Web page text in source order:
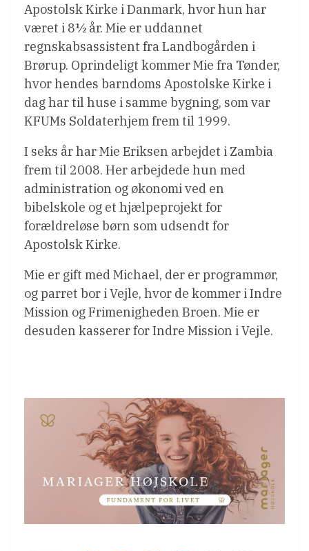
Apostolsk Kirke i Danmark, hvor hun har
været i 8½ år. Mie er uddannet
regnskabsassistent fra Landbogården i
Brørup. Oprindeligt kommer Mie fra Tønder,
hvor hendes barndoms Apostolske Kirke i
dag har til huse i samme bygning, som var
KFUMs Soldaterhjem frem til 1999.
I seks år har Mie Eriksen arbejdet i Zambia
frem til 2008. Her arbejdede hun med
administration og økonomi ved en
bibelskole og et hjælpeprojekt for
forældreløse børn som udsendt for
Apostolsk Kirke.
Mie er gift med Michael, der er programmør,
og parret bor i Vejle, hvor de kommer i Indre
Mission og Frimenigheden Broen. Mie er
desuden kasserer for Indre Mission i Vejle.